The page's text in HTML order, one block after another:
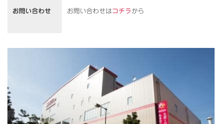
お問い合わせ お問い合わせはコチラから